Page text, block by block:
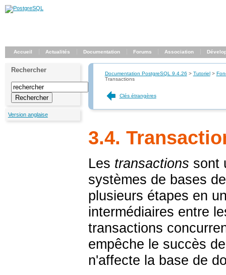
Accueil Actualités Documentation Forums Association
Rechercher
Version anglaise
Documentation PostgreSQL 9.4.26 > Tutoriel>
Transactions
Clés étrangères
3.4.
Les transactions sont
systèmes de bases
plusieurs étapes en
intermédiaires entre
transactions
empêche le succès
n'affecte la base de